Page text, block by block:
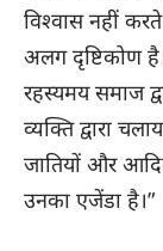
विश्वास नहीं
अलग दृष्टिकोण
रहस्यमय समाज
व्यक्ति द्वारा
जातियों और
उनका एजेंडा है।”